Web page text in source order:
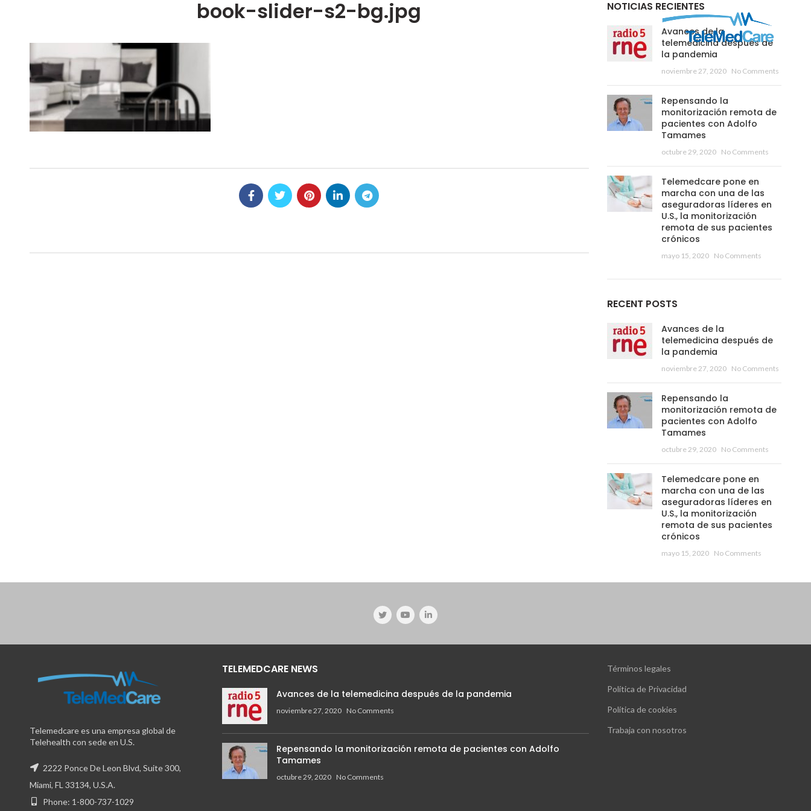
book-slider-s2-bg.jpg NOTICIAS RECIENTES
Avances de la
telemedicina después de
la pandemia
noviembre 27, 2020 No Comments
Repensando la
monitorización remota de
pacientes con Adolfo
Tamames
octubre 29, 2020 No Comments
Telemedcare pone en
marcha con una de las
aseguradoras líderes en
U.S., la monitorización
remota de sus pacientes
crónicos
mayo 15, 2020 No Comments
RECENT POSTS
Avances de la
telemedicina después de
la pandemia
noviembre 27, 2020 No Comments
Repensando la
monitorización remota de
pacientes con Adolfo
Tamames
octubre 29, 2020 No Comments
Telemedcare pone en
marcha con una de las
aseguradoras líderes en
U.S., la monitorización
remota de sus pacientes
crónicos
mayo 15, 2020 No Comments
Telemedcare es una empresa global de
Telehealth con sede en U.S.
2222 Ponce De Leon Blvd, Suite 300,
Miami, FL 33134, U.S.A.
Phone: 1-800-737-1029
TELEMEDCARE NEWS
Avances de la telemedicina después de la pandemia
noviembre 27, 2020 No Comments
Repensando la monitorización remota de pacientes con Adolfo
Tamames
octubre 29, 2020 No Comments
Términos legales
Política de Privacidad
Política de cookies
Trabaja con nosotros